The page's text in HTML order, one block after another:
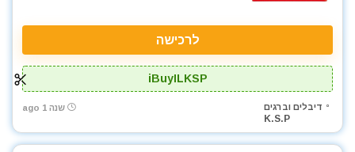
לרכישה
iBuyILKSP
דיבלים וברגים
K.S.P
שנה 1 ago